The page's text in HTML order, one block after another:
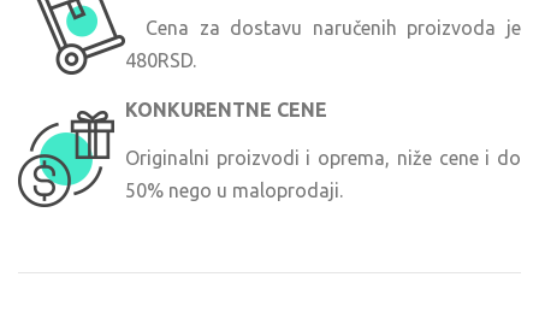
Cena za dostavu naručenih proizvoda je
480RSD.
KONKURENTNE CENE
Originalni proizvodi i oprema, niže cene i do
50% nego u maloprodaji.